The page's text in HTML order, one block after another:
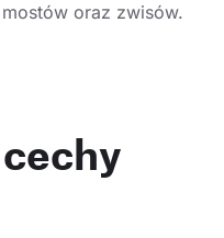
oraz zwisów.